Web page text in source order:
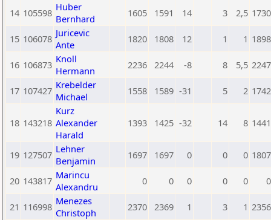
14 105598 Huber
Bernhard
1605 1591 14 3 2,5 1730
15 106078 Juricevic
Ante
1820 1808 12 1 1 1898
16 106873 Knoll
Hermann
2236 2244 -8 8 5,5 2247
17 107427 Krebelder
Michael
1558 1589 -31 5 2 1742
18 143218
Kurz
Alexander
Harald
1393 1425 -32 14 8 1441
19 127507 Lehner
Benjamin
1697 1697 0 0 0 1807
20 143817 Marincu
Alexandru
0 0 0 0 0 0
21 116998 Menezes
Christoph
2370 2369 1 3 1 2356